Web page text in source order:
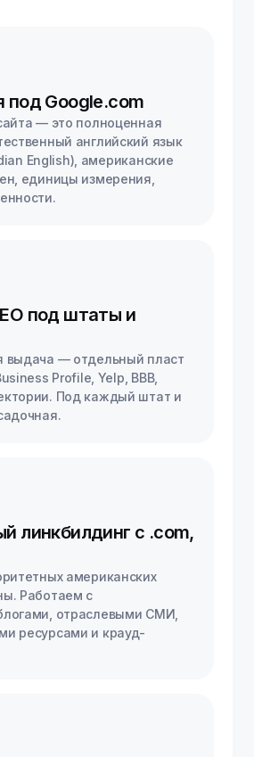
под Google.com
— это полноценная
английский язык
English), американские
единицы измерения,
под штаты и
выдача — отдельный пласт
Profile, Yelp, BBB,
Под каждый штат и
линкбилдинг с .com,
американских
Работаем с
отраслевыми СМИ,
ресурсами и крауд-